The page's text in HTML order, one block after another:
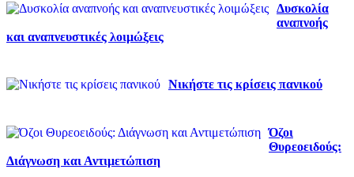
Δυσκολία
αναπνοής
και αναπνευστικές λοιμώξεις
Νικήστε τις κρίσεις πανικού
Όζοι
Θυρεοειδούς:
Διάγνωση και Αντιμετώπιση